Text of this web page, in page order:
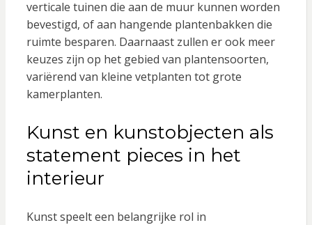
verticale tuinen die aan de muur kunnen worden
bevestigd, of aan hangende plantenbakken die
ruimte besparen. Daarnaast zullen er ook meer
keuzes zijn op het gebied van plantensoorten,
variërend van kleine vetplanten tot grote
kamerplanten.
Kunst en kunstobjecten als
statement pieces in het
interieur
Kunst speelt een belangrijke rol in